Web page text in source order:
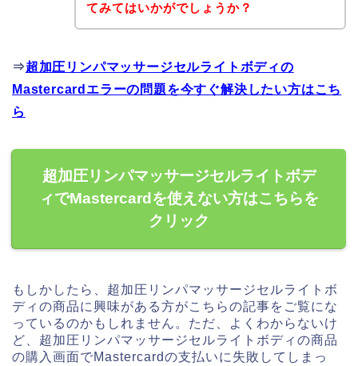
てみてはいかがでしょうか？
⇒超加圧リンパマッサージセルライトボディの
Mastercardエラーの問題を今すぐ解決したい方はこち
ら
超加圧リンパマッサージセルライトボデ
ィでMastercardを使えない方はこちらを
クリック
もしかしたら、超加圧リンパマッサージセルライトボ
ディの商品に興味がある方がこちらの記事をご覧にな
っているのかもしれません。ただ、よくわからないけ
ど、超加圧リンパマッサージセルライトボディの商品
の購入画面でMastercardの支払いに失敗してしまっ